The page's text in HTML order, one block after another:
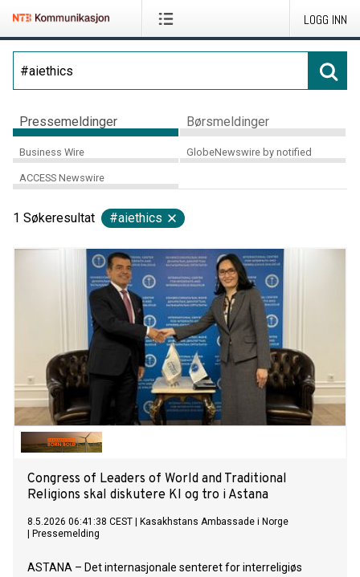
LOGG INN
Pressemeldinger Børsmeldinger
Business Wire GlobeNewswire by notified
ACCESS Newswire
1 Søkeresultat #aiethics
Congress of Leaders of World and Traditional
Religions skal diskutere KI og tro i Astana
8.5.2026 06:41:38 CEST
Kasakhstans Ambassade i Norge
Pressemelding
ASTANA – Det internasjonale senteret for interreligiøs